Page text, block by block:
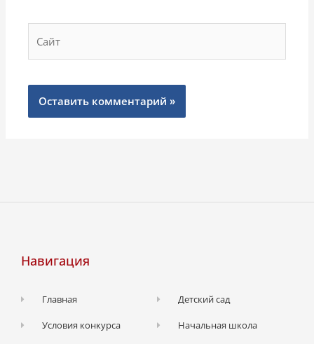
Навигация
Главная
Условия конкурса
Детский сад
Начальная школа